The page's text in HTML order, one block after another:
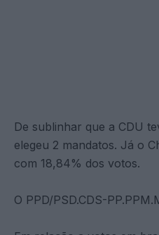
De sublinhar que a CDU
elegeu 2 mandatos. Já o
com 18,84% dos votos.
O PPD/PSD.CDS-